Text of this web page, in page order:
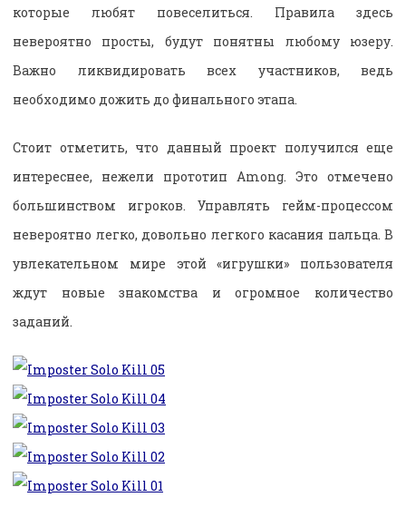
которые любят повеселиться. Правила здесь
невероятно просты, будут понятны любому юзеру.
Важно ликвидировать всех участников, ведь
необходимо дожить до финального этапа.
Стоит отметить, что данный проект получился еще
интереснее, нежели прототип Among. Это отмечено
большинством игроков. Управлять гейм-процессом
невероятно легко, довольно легкого касания пальца. В
увлекательном мире этой «игрушки» пользователя
ждут новые знакомства и огромное количество
заданий.